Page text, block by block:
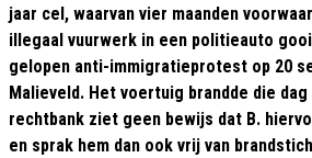
jaar cel, waarvan vier maanden
illegaal vuurwerk in een politieauto
gelopen anti-immigratieprotest op 20
Malieveld. Het voertuig brandde die
rechtbank ziet geen bewijs dat B.
en sprak hem dan ook vrij van